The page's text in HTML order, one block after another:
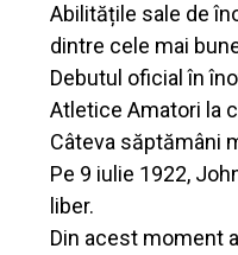
Abilitățile sale de
dintre cele mai
Debutul oficial în
Atletice Amatori la
Câteva săptămâni
Pe 9 iulie 1922,
liber.
Din acest moment